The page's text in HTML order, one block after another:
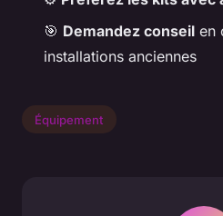
🎯 Demandez conseil en
installations anciennes
Équipement